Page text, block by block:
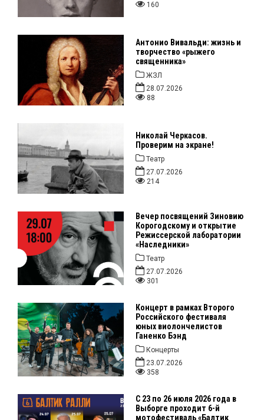
160
Антонио Вивальди: жизнь и
творчество «рыжего
священника»
ЖЗЛ
28.07.2026
88
Николай Черкасов.
Проверим на экране!
Театр
27.07.2026
214
Вечер посвящений Зиновию
Корогодскому и открытие
Режиссерской лаборатории
«Наследники»
Театр
27.07.2026
301
Концерт в рамках Второго
Российского фестиваля
юных виолончелистов
Ганенко Бэнд
Концерты
23.07.2026
358
С 23 по 26 июля 2026 года в
Выборге проходит 6-й
мотофестиваль «Балтик